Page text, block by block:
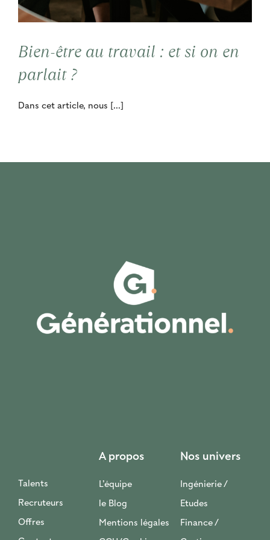
Contact
Cooptation
Bien-être au travail : et si on en
parlait ?
Dans cet article, nous [...]
Talents
Recruteurs
Offres
A propos
L’équipe
le Blog
Mentions légales
Nos univers
Ingénierie /
Etudes
Finance /